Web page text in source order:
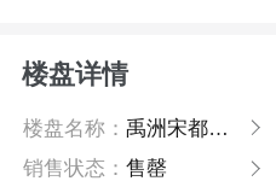
楼盘详情
楼盘名称：禹洲宋都望林府
销售状态：售罄